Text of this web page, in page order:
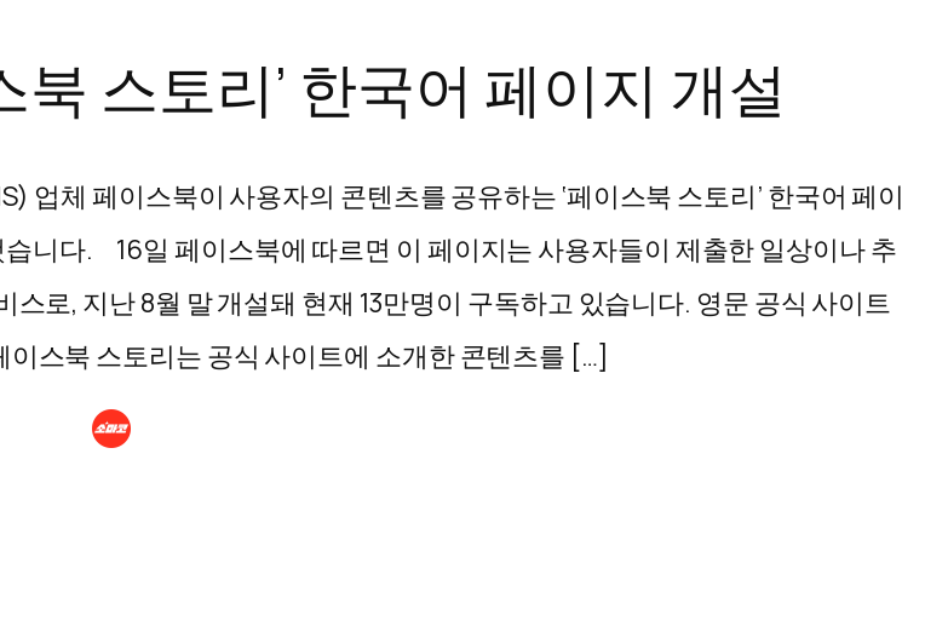
스토리’ 한국어 페이지 개설
업체 페이스북이 사용자의 콘텐츠를 공유하는 ‘페이스북 스토리’ 한국어 페이
다. 16일 페이스북에 따르면 이 페이지는 사용자들이 제출한 일상이나 추
로, 지난 8월 말 개설돼 현재 13만명이 구독하고 있습니다. 영문 공식 사이트
북 스토리는 공식 사이트에 소개한 콘텐츠를 […]